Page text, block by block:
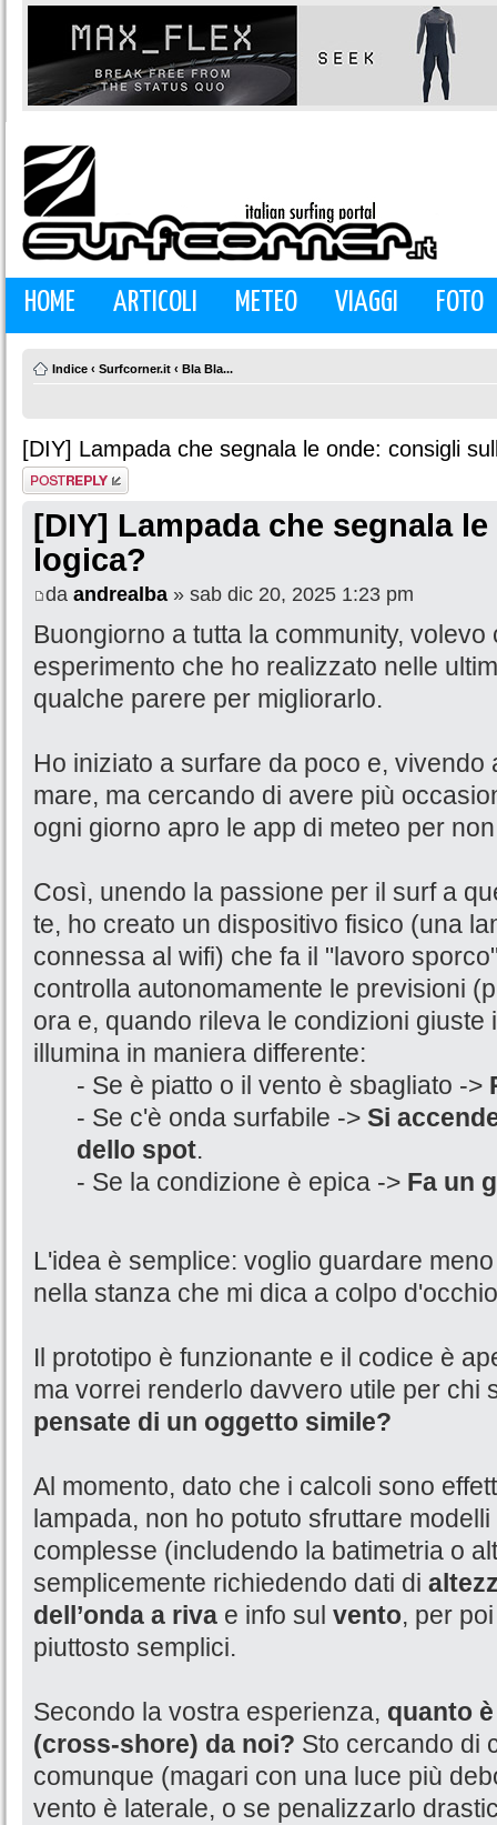
HOME ARTICOLI METEO VIAGGI FOTO
Indice ‹ Surfcorner.it ‹ Bla Bla...
[DIY] Lampada che segnala le onde: consigli
Rispondi al
messaggio
[DIY] Lampada che segnala
logica?
da andrealba » sab dic 20, 2025 1:23 pm
Buongiorno a tutta la community,
esperimento che ho realizzato nelle
qualche parere per migliorarlo.
Ho iniziato a surfare da poco e,
mare, ma cercando di avere più
ogni giorno apro le app di meteo per
Così, unendo la passione per il surf a
te, ho creato un dispositivo fisico (una
connessa al wifi) che fa il "lavoro
controlla autonomamente le previsioni
ora e, quando rileva le condizioni
illumina in maniera differente:
- Se è piatto o il vento è sbagliato ->
- Se c'è onda surfabile -> Si
dello spot.
- Se la condizione è epica -> Fa un
L'idea è semplice: voglio guardare
nella stanza che mi dica a colpo
Il prototipo è funzionante e il codice è
ma vorrei renderlo davvero utile per chi
pensate di un oggetto simile?
Al momento, dato che i calcoli sono
lampada, non ho potuto sfruttare
complesse (includendo la batimetria o
semplicemente richiedendo dati di
dell’onda a riva e info sul vento, per
piuttosto semplici.
Secondo la vostra esperienza, quanto
(cross-shore) da noi? Sto cercando di
comunque (magari con una luce più
vento è laterale, o se penalizzarlo